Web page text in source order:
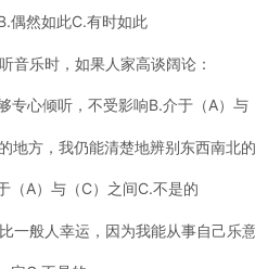
偶然如此C.有时如此
音乐时，如果人家高谈阔论：
专心倾听，不受影响B.介于（A）
地方，我仍能清楚地辨别东西南北
（A）与（C）之间C.不是的
一般人幸运，因为我能从事自己乐